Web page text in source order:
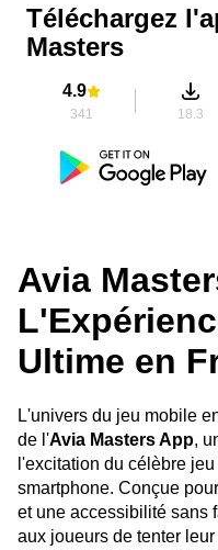
Téléchargez
Masters
4.9
341 18.3
Avia
Ultime en
L'univers du jeu mobile
de l'Avia Masters App,
l'excitation du célèbre
smartphone. Conçue
et une accessibilité sans
aux joueurs de tenter